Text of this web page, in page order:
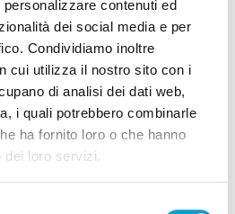
contenuti ed
dei social media e per
Condividiamo inoltre
cui utilizza il nostro sito con i
di analisi dei dati web,
i quali potrebbero combinarle
ha fornito loro o che hanno
dei loro servizi.
Pubblicità